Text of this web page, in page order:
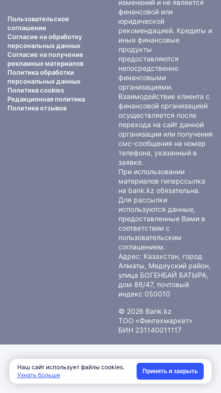
Пользовательское
соглашение
Согласие на обработку
персональных данных
Согласие на получение
рекламных материалов
Политика обработки
персональных данных
Политика cookies
Редакционная политика
Политика отзывов
изменений и не является
финансовой или
юридической
рекомендацией. Кредиты и
иные финансовые
продукты
предоставляются
непосредственно
финансовыми
организациями.
Взаимодействие клиента с
финансовой организацией
осуществляется после
перехода на сайт данной
организации или получения
смс-сообщения на номер
телефона, указанный в
заявке.
При использовании
материалов гиперссылка
на bank.kz обязательна.
Для рассылки
используются данные,
предоставленные Вами в
соответствии с
пользовательским
соглашением.
Адрес: Казахстан, город
Алматы, Медеуский район,
улица БОГЕНБАЙ БАТЫРА,
дом 86/47, почтовый
индекс 050010
© 2026 Bank.kz
ТОО «Финтехмаркет»
БИН 231140011117
Наш сайт использует файлы cookies.
Узнать больше
Принять и закрыть